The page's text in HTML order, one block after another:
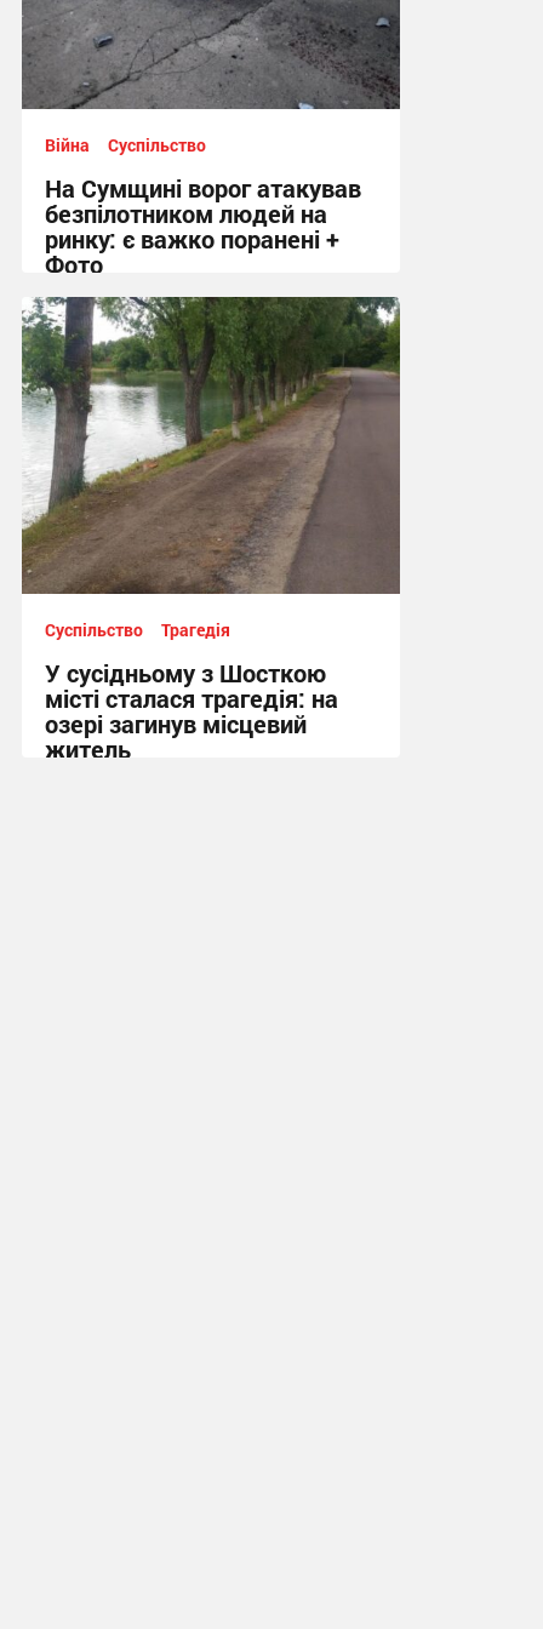
Війна Суспільство
На Сумщині ворог атакував
безпілотником людей на
ринку: є важко поранені +
Фото
10:41 вчора
Суспільство Трагедія
У сусідньому з Шосткою
місті сталася трагедія: на
озері загинув місцевий
житель